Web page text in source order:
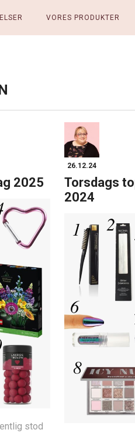
VORES PRODUKTER
2025
stod
26.12.24
Torsdags
2024